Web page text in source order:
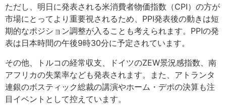
ただし、明日に発表される米消費者物価指数（CPI）の方が
市場にとってより重要視されるため、PPI発表後の動きは短
期的なポジション調整が入ることも考えられます。PPIの発
表は日本時間の午後9時30分に予定されています。
その他、トルコの経常収支、ドイツのZEW景況感指数、南
アフリカの失業率なども発表されます。また、アトランタ
連銀のボスティック総裁の講演やホーム・デポの決算も注
目イベントとして控えています。